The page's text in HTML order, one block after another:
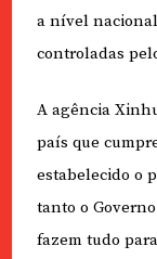
a nível
controladas
A agência
país que
estabelecido o
tanto o
fazem tudo